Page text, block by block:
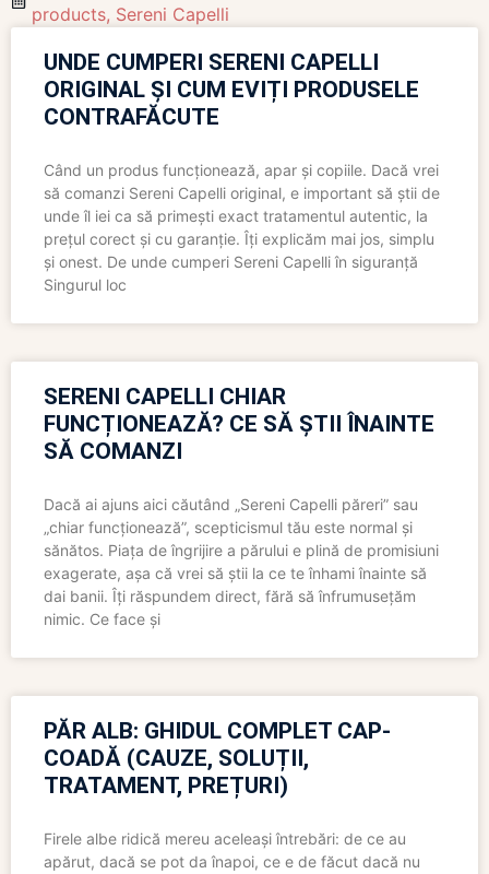
products, Sereni Capelli
UNDE CUMPERI SERENI CAPELLI
ORIGINAL ȘI CUM EVIȚI PRODUSELE
CONTRAFĂCUTE
Când un produs funcționează, apar și copiile. Dacă vrei
să comanzi Sereni Capelli original, e important să știi de
unde îl iei ca să primești exact tratamentul autentic, la
prețul corect și cu garanție. Îți explicăm mai jos, simplu
și onest. De unde cumperi Sereni Capelli în siguranță
Singurul loc
SERENI CAPELLI CHIAR
FUNCȚIONEAZĂ? CE SĂ ȘTII ÎNAINTE
SĂ COMANZI
Dacă ai ajuns aici căutând „Sereni Capelli păreri” sau
„chiar funcționează”, scepticismul tău este normal și
sănătos. Piața de îngrijire a părului e plină de promisiuni
exagerate, așa că vrei să știi la ce te înhami înainte să
dai banii. Îți răspundem direct, fără să înfrumusețăm
nimic. Ce face și
PĂR ALB: GHIDUL COMPLET CAP-
COADĂ (CAUZE, SOLUȚII,
TRATAMENT, PREȚURI)
Firele albe ridică mereu aceleași întrebări: de ce au
apărut, dacă se pot da înapoi, ce e de făcut dacă nu